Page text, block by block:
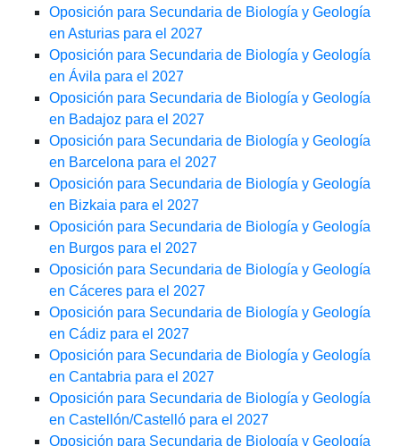
Oposición para Secundaria de Biología y Geología
en Asturias para el 2027
Oposición para Secundaria de Biología y Geología
en Ávila para el 2027
Oposición para Secundaria de Biología y Geología
en Badajoz para el 2027
Oposición para Secundaria de Biología y Geología
en Barcelona para el 2027
Oposición para Secundaria de Biología y Geología
en Bizkaia para el 2027
Oposición para Secundaria de Biología y Geología
en Burgos para el 2027
Oposición para Secundaria de Biología y Geología
en Cáceres para el 2027
Oposición para Secundaria de Biología y Geología
en Cádiz para el 2027
Oposición para Secundaria de Biología y Geología
en Cantabria para el 2027
Oposición para Secundaria de Biología y Geología
en Castellón/Castelló para el 2027
Oposición para Secundaria de Biología y Geología